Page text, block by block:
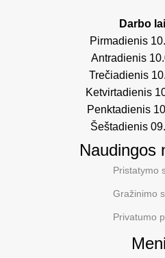
Darbo
Pirmadienis
Antradienis
Trečiadienis
Ketvirtadienis
Penktadienis
Šeštadienis
Naudingos
Pristatymo
Gražinimo
Privatumo